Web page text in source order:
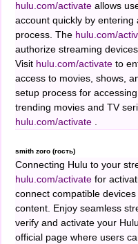
hulu.com/activate allows
account quickly by
process. The hulu.com/
authorize streaming
Visit hulu.com/activate to
access to movies, shows,
setup process for
trending movies and TV
hulu.com/activate .
smith zoro (гость)
Connecting Hulu to your
hulu.com/activate for
connect compatible
content. Enjoy seamless
verify and activate your
official page where users